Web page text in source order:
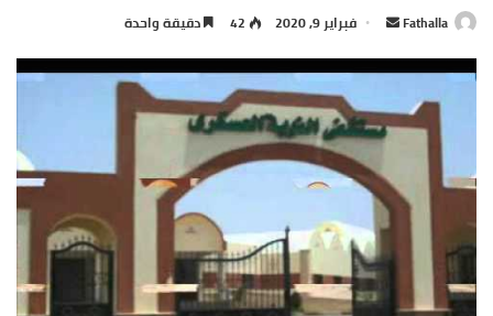
Fathalla
أرسل
إلكترونيا
فبراير 9, 2020 42 دقيقة واحدة